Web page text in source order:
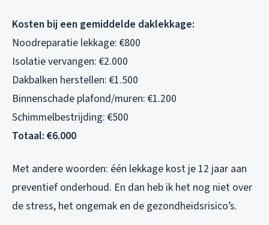
Kosten bij een gemiddelde daklekkage:
Noodreparatie lekkage: €800
Isolatie vervangen: €2.000
Dakbalken herstellen: €1.500
Binnenschade plafond/muren: €1.200
Schimmelbestrijding: €500
Totaal: €6.000
Met andere woorden: één lekkage kost je 12 jaar aan
preventief onderhoud. En dan heb ik het nog niet over
de stress, het ongemak en de gezondheidsrisico’s.